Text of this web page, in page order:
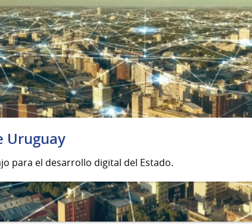
Uruguay
para el desarrollo digital del Estado.